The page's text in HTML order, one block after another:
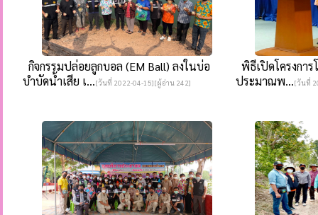
กิจกรรมปล่อยลูกบอล (EM Ball) ลงในบ่อ
บำบัดน้ำเสีย เ...[วันที่ 2022-04-15][ผู้อ่าน 242]
พิธีเปิดโครงการ
ประมาณพ...[วันที่